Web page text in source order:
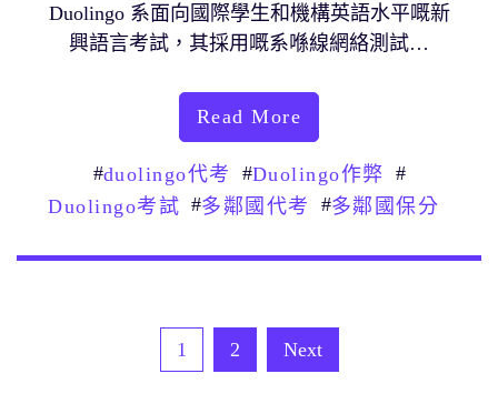
Duolingo 系面向國際學生和機構英語水平嘅新
興語言考試，其採用嘅系喺線網絡測試…
Read More
#duolingo代考 #Duolingo作弊
#
Duolingo考試 #多鄰國代考 #多鄰國保分
1 2 Next